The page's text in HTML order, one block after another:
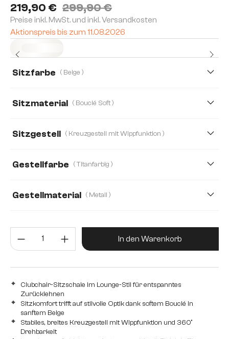
219,90 € 299,90 €
Preise inkl. MwSt. und inkl. Versandkosten
Aktionspreis bis zum 11.08.2026
Sitzfarbe ( Beige )
Sitzmaterial ( Bouclé Soft )
Strukturstoff Soft Teddystoff
Sitzgestell ( Kreuzgestell mit Wippfunktion )
Gestellfarbe ( Titanfarbig )
Gestellmaterial ( Metall )
Produkt Anzahl: Gib den
In den Warenkorb
Clubchair-Sitzschale im Lounge-Stil für entspanntes
Zurücklehnen
Sitzkomfort trifft auf stilvolle Optik dank softem Bouclé in
sanftem Beige
Stabiles, breites Kreuzgestell mit Wippfunktion und 360°
Drehbarkeit